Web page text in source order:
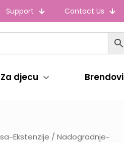
Support Contact Us
Za djecu Brendovi
-Ekstenzije / Nadogradnje-